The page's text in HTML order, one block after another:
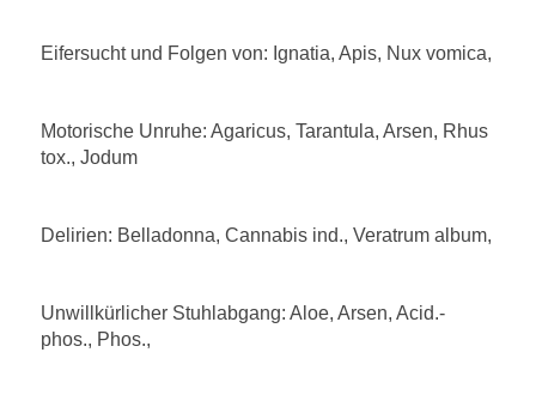
Eifersucht und Folgen von: Ignatia, Apis, Nux vomica,
Motorische Unruhe: Agaricus, Tarantula, Arsen, Rhus
tox., Jodum
Delirien: Belladonna, Cannabis ind., Veratrum album,
Unwillkürlicher Stuhlabgang: Aloe, Arsen, Acid.-
phos., Phos.,